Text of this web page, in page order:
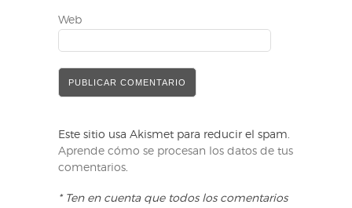
Web
Este sitio usa Akismet para reducir el spam.
Aprende cómo se procesan los datos de tus
comentarios
* Ten en cuenta que todos los comentarios